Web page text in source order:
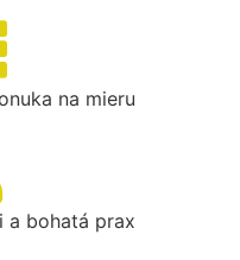
na mieru
a bohatá prax